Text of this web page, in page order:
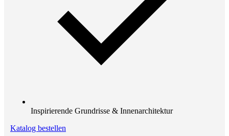
Inspirierende Grundrisse & Innenarchitektur
Katalog bestellen